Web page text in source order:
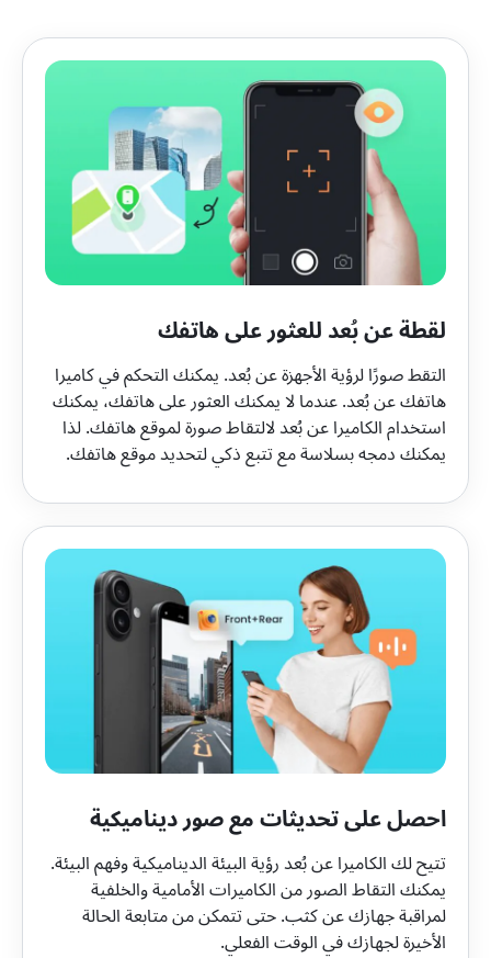
لقطة عن بُعد للعثور على هاتفك
التقط صورًا لرؤية الأجهزة عن بُعد. يمكنك التحكم في كاميرا
هاتفك عن بُعد. عندما لا يمكنك العثور على هاتفك، يمكنك
استخدام الكاميرا عن بُعد لالتقاط صورة لموقع هاتفك. لذا
يمكنك دمجه بسلاسة مع تتبع ذكي لتحديد موقع هاتفك.
احصل على تحديثات مع صور ديناميكية
تتيح لك الكاميرا عن بُعد رؤية البيئة الديناميكية وفهم البيئة.
يمكنك التقاط الصور من الكاميرات الأمامية والخلفية
لمراقبة جهازك عن كثب. حتى تتمكن من متابعة الحالة
الأخيرة لجهازك في الوقت الفعلي.